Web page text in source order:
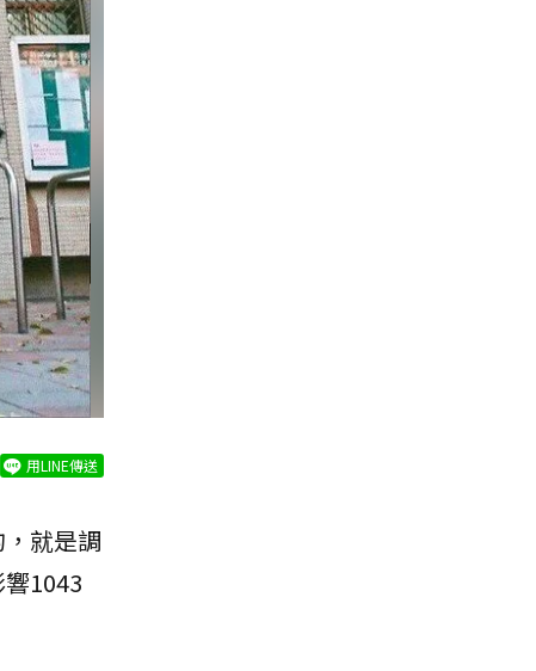
用LINE傳送
就是調
1043